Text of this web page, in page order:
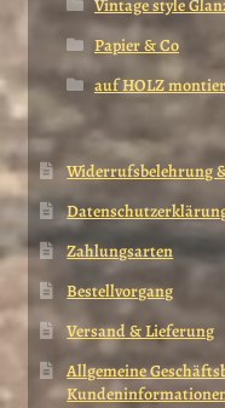
Vintage style
Papier & Co
auf HOLZ
Widerrufsbelehrung
Zahlungsarten
Bestellvorgang
Versand & Lieferung
Allgemeine